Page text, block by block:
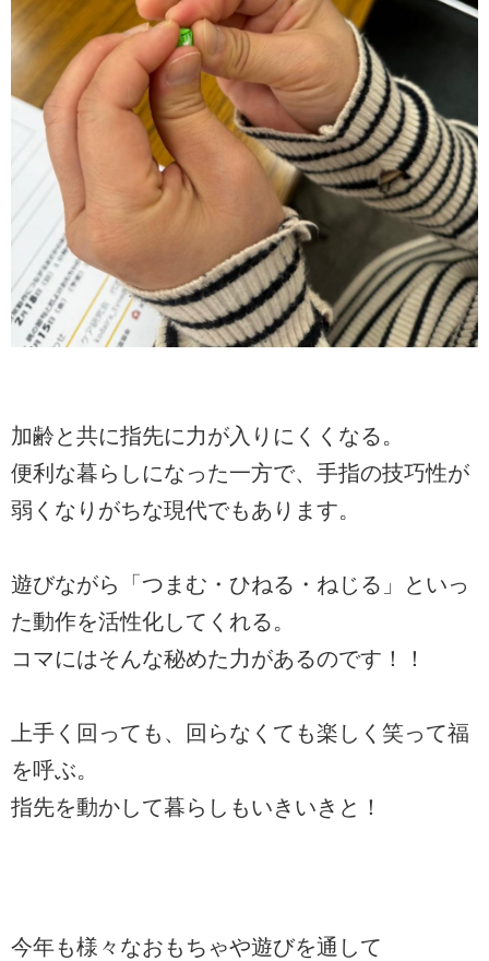
加齢と共に指先に力が入りにくくなる。
便利な暮らしになった一方で、手指の技巧性が
弱くなりがちな現代でもあります。
遊びながら「つまむ・ひねる・ねじる」といっ
た動作を活性化してくれる。
コマにはそんな秘めた力があるのです！！
上手く回っても、回らなくても楽しく笑って福
を呼ぶ。
指先を動かして暮らしもいきいきと！
今年も様々なおもちゃや遊びを通して